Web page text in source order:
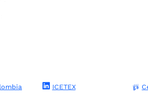
ICETEX